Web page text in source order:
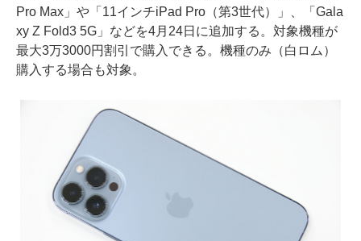
Pro Max」や「11インチiPad Pro（第3世代）」、「Gala
xy Z Fold3 5G」などを4月24日に追加する。対象機種が
最大3万3000円割引で購入できる。機種のみ（白ロム）
購入する場合も対象。